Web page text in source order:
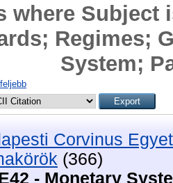
where Subject
Regimes;
System;
Corvinus
(366)
- Monetary